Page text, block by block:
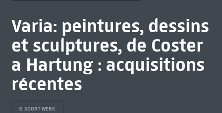
Varia: peintures, dessins
et sculptures, de Coster
a Hartung : acquisitions
récentes
IS SOORT WERK